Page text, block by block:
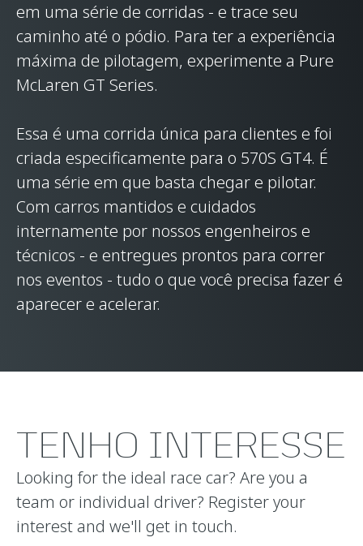
em uma série de corridas - e trace seu
caminho até o pódio. Para ter a experiência
máxima de pilotagem, experimente a Pure
McLaren GT Series.
Essa é uma corrida única para clientes e foi
criada especificamente para o 570S GT4. É
uma série em que basta chegar e pilotar.
Com carros mantidos e cuidados
internamente por nossos engenheiros e
técnicos - e entregues prontos para correr
nos eventos - tudo o que você precisa fazer é
aparecer e acelerar.
TENHO INTERESSE
Looking for the ideal race car? Are you a
team or individual driver? Register your
interest and we'll get in touch.